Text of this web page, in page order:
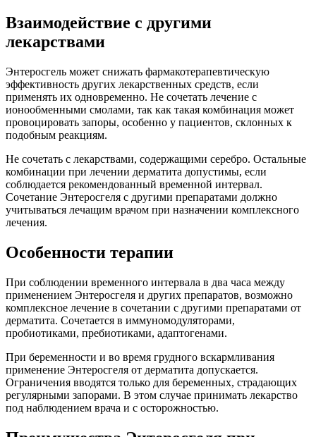
Взаимодействие с другими
лекарствами
Энтеросгель может снижать фармакотерапевтическую
эффективность других лекарственных средств, если
применять их одновременно. Не сочетать лечение с
ионообменными смолами, так как такая комбинация может
провоцировать запоры, особенно у пациентов, склонных к
подобным реакциям.
Не сочетать с лекарствами, содержащими серебро. Остальные
комбинации при лечении дерматита допустимы, если
соблюдается рекомендованный временной интервал.
Сочетание Энтеросгеля с другими препаратами должно
учитываться лечащим врачом при назначении комплексного
лечения.
Особенности терапии
При соблюдении временного интервала в два часа между
применением Энтеросгеля и других препаратов, возможно
комплексное лечение в сочетании с другими препаратами от
дерматита. Сочетается в иммуномодуляторами,
пробиотиками, пребиотиками, адаптогенами.
При беременности и во время грудного вскармливания
применение Энтеросгеля от дерматита допускается.
Ограничения вводятся только для беременных, страдающих
регулярными запорами. В этом случае принимать лекарство
под наблюдением врача и с осторожностью.